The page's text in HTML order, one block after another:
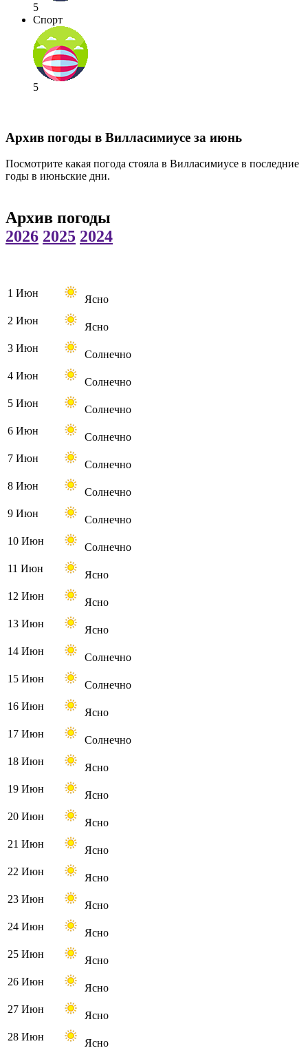
5
Спорт
5
Архив погоды в Вилласимиусе за июнь
Посмотрите какая погода стояла в Вилласимиусе в последние
годы в июньские дни.
Архив погоды
2026 2025 2024
1 Июн
Ясно
2 Июн
Ясно
3 Июн
Солнечно
4 Июн
Солнечно
5 Июн
Солнечно
6 Июн
Солнечно
7 Июн
Солнечно
8 Июн
Солнечно
9 Июн
Солнечно
10 Июн
Солнечно
11 Июн
Ясно
12 Июн
Ясно
13 Июн
Ясно
14 Июн
Солнечно
15 Июн
Солнечно
16 Июн
Ясно
17 Июн
Солнечно
18 Июн
Ясно
19 Июн
Ясно
20 Июн
Ясно
21 Июн
Ясно
22 Июн
Ясно
23 Июн
Ясно
24 Июн
Ясно
25 Июн
Ясно
26 Июн
Ясно
27 Июн
Ясно
28 Июн
Ясно